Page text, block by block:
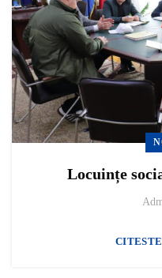
Locuințe